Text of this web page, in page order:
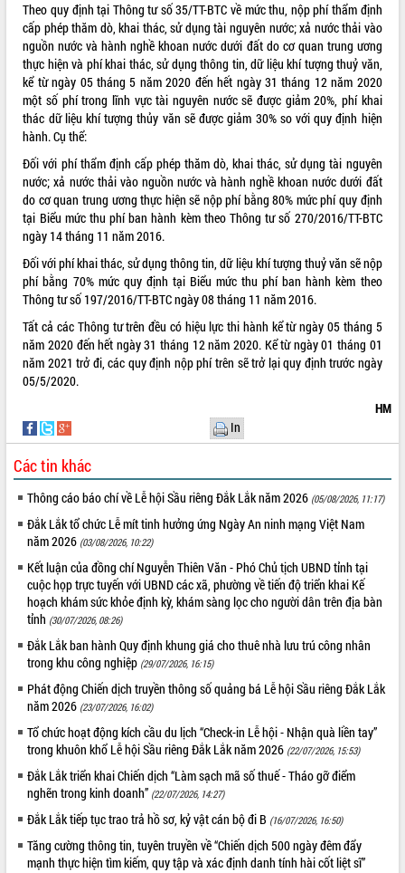
LIÊN KẾT WEB
THỐNG KÊ TRUY CẬP
Hôm nay:
8032
Tất cả:
66093700
Theo quy định tại Thông tư số 35/TT-BTC về mức thu, nộp phí thẩm định
cấp phép thăm dò, khai thác, sử dụng tài nguyên nước; xả nước thải vào
nguồn nước và hành nghề khoan nước dưới đất do cơ quan trung ương
thực hiện và phí khai thác, sử dụng thông tin, dữ liệu khí tượng thuỷ văn,
kể từ ngày 05 tháng 5 năm 2020 đến hết ngày 31 tháng 12 năm 2020
một số phí trong lĩnh vực tài nguyên nước sẽ được giảm 20%, phí khai
thác dữ liệu khí tượng thủy văn sẽ được giảm 30% so với quy định hiện
hành. Cụ thể:
Đối với phí thẩm định cấp phép thăm dò, khai thác, sử dụng tài nguyên
nước; xả nước thải vào nguồn nước và hành nghề khoan nước dưới đất
do cơ quan trung ương thực hiện sẽ nộp phí bằng 80% mức phí quy định
tại Biểu mức thu phí ban hành kèm theo Thông tư số 270/2016/TT-BTC
ngày 14 tháng 11 năm 2016.
Đối với phí khai thác, sử dụng thông tin, dữ liệu khí tượng thuỷ văn sẽ nộp
phí bằng 70% mức quy định tại Biểu mức thu phí ban hành kèm theo
Thông tư số 197/2016/TT-BTC ngày 08 tháng 11 năm 2016.
Tất cả các Thông tư trên đều có hiệu lực thi hành kể từ ngày 05 tháng 5
năm 2020 đến hết ngày 31 tháng 12 năm 2020. Kể từ ngày 01 tháng 01
năm 2021 trở đi, các quy định nộp phí trên sẽ trở lại quy định trước ngày
05/5/2020.
HM
In
Các tin khác
Thông cáo báo chí về Lễ hội Sầu riêng Đắk Lắk năm 2026 (05/08/2026, 11:17)
Đắk Lắk tổ chức Lễ mít tinh hưởng ứng Ngày An ninh mạng Việt Nam
năm 2026 (03/08/2026, 10:22)
Kết luận của đồng chí Nguyễn Thiên Văn - Phó Chủ tịch UBND tỉnh tại
cuộc họp trực tuyến với UBND các xã, phường về tiến độ triển khai Kế
hoạch khám sức khỏe định kỳ, khám sàng lọc cho người dân trên địa bàn
tỉnh (30/07/2026, 08:26)
Đắk Lắk ban hành Quy định khung giá cho thuê nhà lưu trú công nhân
trong khu công nghiệp (29/07/2026, 16:15)
Phát động Chiến dịch truyền thông số quảng bá Lễ hội Sầu riêng Đắk Lắk
năm 2026 (23/07/2026, 16:02)
Tổ chức hoạt động kích cầu du lịch “Check-in Lễ hội - Nhận quà liền tay”
trong khuôn khổ Lễ hội Sầu riêng Đắk Lắk năm 2026 (22/07/2026, 15:53)
Đắk Lắk triển khai Chiến dịch “Làm sạch mã số thuế - Tháo gỡ điểm
nghẽn trong kinh doanh” (22/07/2026, 14:27)
Đắk Lắk tiếp tục trao trả hồ sơ, kỷ vật cán bộ đi B (16/07/2026, 16:50)
Tăng cường thông tin, tuyên truyền về “Chiến dịch 500 ngày đêm đẩy
mạnh thực hiện tìm kiếm, quy tập và xác định danh tính hài cốt liệt sĩ”